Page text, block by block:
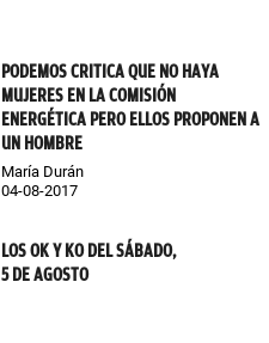
PODEMOS CRITICA QUE NO HAYA
MUJERES EN LA COMISIÓN
ENERGÉTICA PERO ELLOS PROPONEN A
UN HOMBRE
María Durán
04-08-2017
LOS OK Y KO DEL SÁBADO,
5 DE AGOSTO